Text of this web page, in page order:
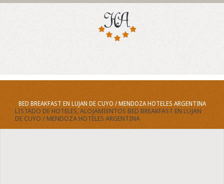
BED BREAKFAST EN LUJAN DE CUYO / MENDOZA HOTELES ARGENTINA
LISTADO DE HOTELES, ALOJAMIENTOS BED BREAKFAST EN LUJAN
DE CUYO / MENDOZA HOTELES ARGENTINA